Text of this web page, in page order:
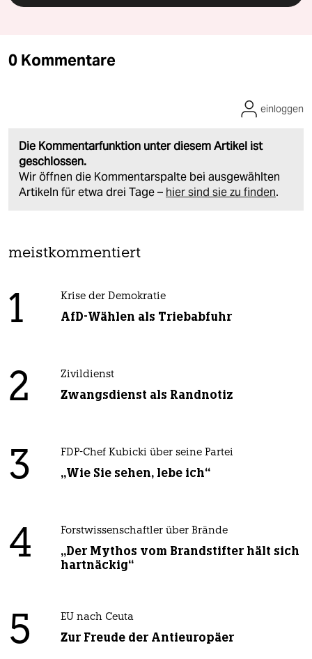
0 Kommentare
Die Kommentarfunktion unter diesem Artikel ist
geschlossen.
Wir öffnen die Kommentarspalte bei ausgewählten
Artikeln für etwa drei Tage – hier sind sie zu finden.
einloggen
meistkommentiert
1 Krise der Demokratie
AfD-Wählen als Triebabfuhr
2 Zivildienst
Zwangsdienst als Randnotiz
3 FDP-Chef Kubicki über seine Partei
„Wie Sie sehen, lebe ich“
4 Forstwissenschaftler über Brände
„Der Mythos vom Brandstifter hält sich
hartnäckig“
5 EU nach Ceuta
Zur Freude der Antieuropäer